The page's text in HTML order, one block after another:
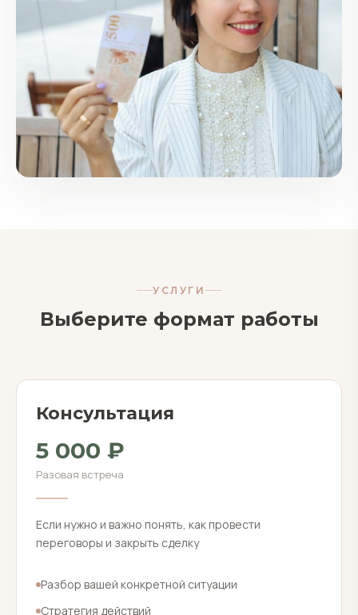
УСЛУГИ
Выберите формат работы
Консультация
5 000 ₽
Разовая встреча
Если нужно и важно понять, как провести
переговоры и закрыть сделку
Разбор вашей конкретной ситуации
Стратегия действий